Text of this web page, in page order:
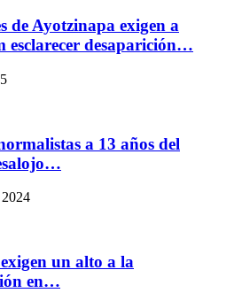
de Ayotzinapa exigen a
esclarecer desaparición…
a 13 años del
un alto a la
en…